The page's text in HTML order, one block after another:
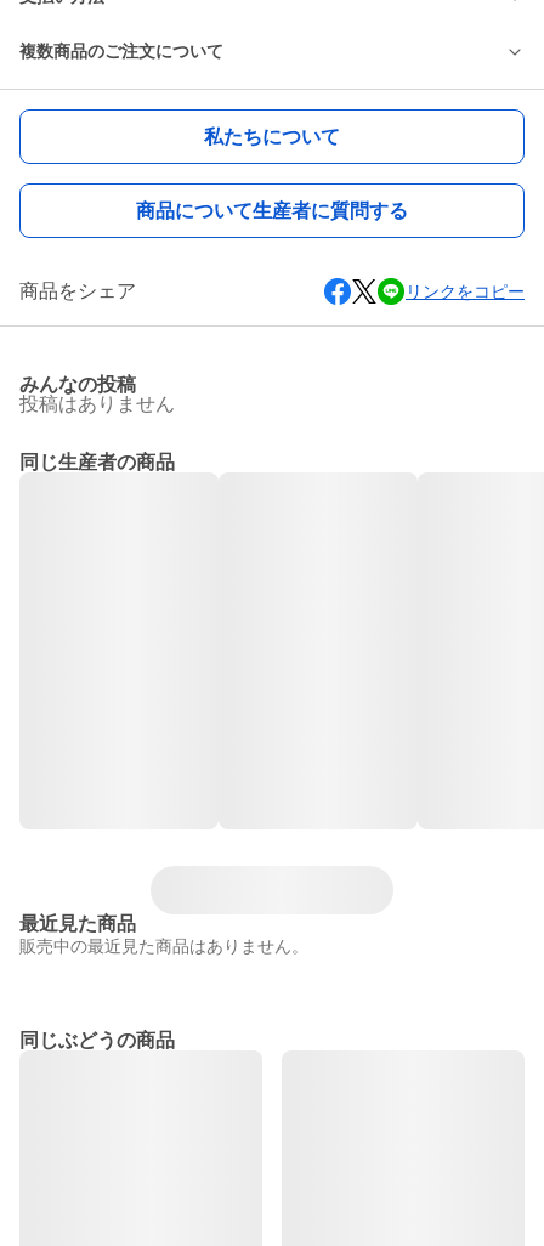
複数商品のご注文について
私たちについて
商品について生産者に質問する
商品をシェア リンクをコピー
みんなの投稿
投稿はありません
同じ生産者の商品
最近見た商品
販売中の最近見た商品はありません。
同じぶどうの商品